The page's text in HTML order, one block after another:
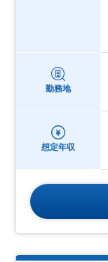
勤務地
想定年収